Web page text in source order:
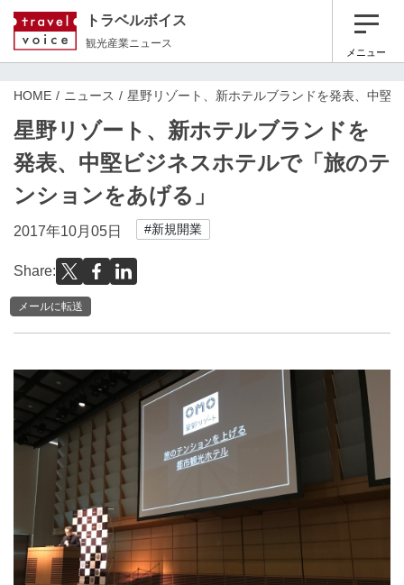
トラベルボイス
観光産業ニュース
メニュー
HOME ニュース 星野リゾート、新ホテルブランドを発表、中堅
星野リゾート、新ホテルブランドを
発表、中堅ビジネスホテルで「旅のテ
ンションをあげる」
2017年10月05日 #新規開業
Share:
メールに転送